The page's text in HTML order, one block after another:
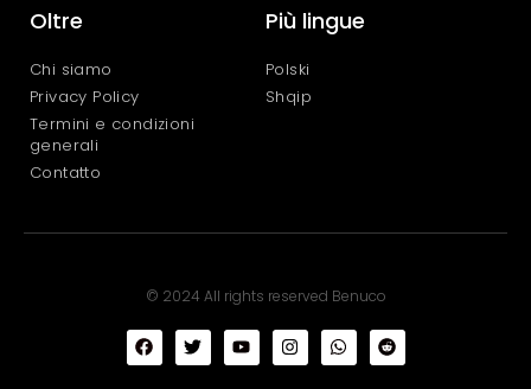
Oltre
Chi siamo
Privacy Policy
Termini e condizioni
generali
Contatto
Più lingue
Polski
Shqip
© 2024 All rights reserved Benuco